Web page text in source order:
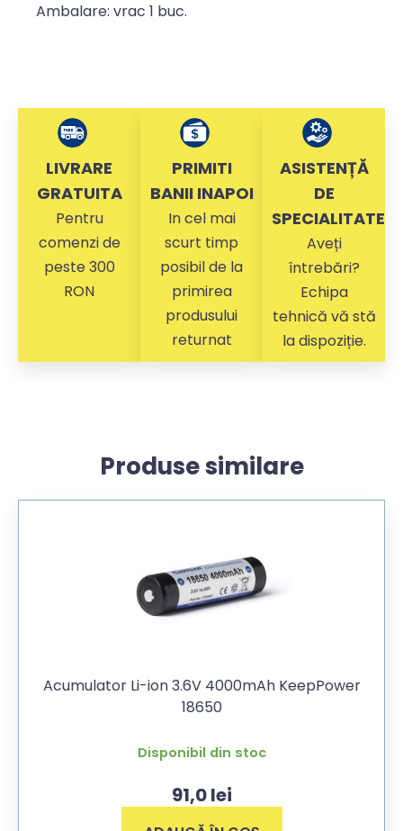
Ambalare: vrac 1 buc.
LIVRARE
GRATUITA
Pentru
comenzi de
peste 300
RON
PRIMITI
BANII INAPOI
In cel mai
scurt timp
posibil de la
primirea
produsului
returnat
ASISTENȚĂ
DE
SPECIALITATE
Aveți
întrebări?
Echipa
tehnică vă stă
la dispoziție.
Produse similare
Acumulator Li-ion 3.6V 4000mAh KeepPower
18650
Disponibil din stoc
91,0lei